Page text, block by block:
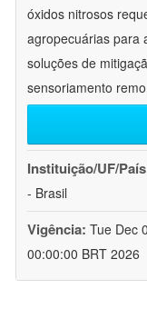
óxidos nitrosos
agropecuárias para
soluções de
sensoriamento remo
Instituição/UF/
- Brasil
Vigência: Tue Dec
00:00:00 BRT 2026